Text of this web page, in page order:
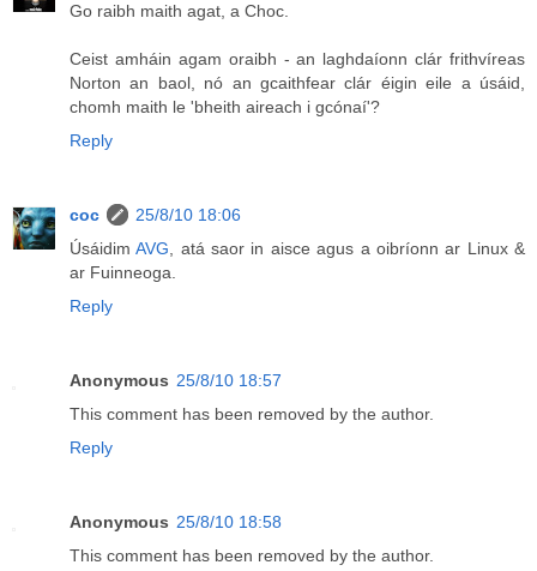
Go raibh maith agat, a Choc.
Ceist amháin agam oraibh - an laghdaíonn clár frithvíreas
Norton an baol, nó an gcaithfear clár éigin eile a úsáid,
chomh maith le 'bheith aireach i gcónaí'?
Reply
coc
25/8/10 18:06
ÚsáidimAVG , atá saor in aisce agus a oibríonn ar Linux &
ar Fuinneoga.
Reply
Anonymous 25/8/10 18:57
This comment has been removed by the author.
Reply
Anonymous 25/8/10 18:58
This comment has been removed by the author.